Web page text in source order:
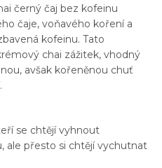
černý čaj bez kofeinu
čaje, voňavého koření a
kofeinu. Tato
chai zážitek, vhodný
avšak kořeněnou chuť
se chtějí vyhnout
ale přesto si chtějí vychutnat